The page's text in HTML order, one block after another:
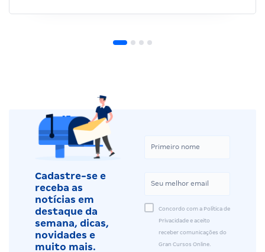
Cadastre-se e
receba as
notícias em
destaque da
semana, dicas,
novidades e
muito mais.
Concordo com a Política de
Privacidade e aceito
receber comunicações do
Gran Cursos Online.